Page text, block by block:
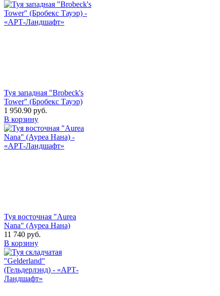
Туя западная "Brobeck's
Tower" (Бробекс Тауэр)
1 950.90 руб.
В корзину
Туя восточная "Aurea
Nana" (Ауреа Нана)
11 740 руб.
В корзину